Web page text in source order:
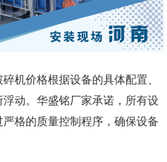
机价格根据设备的具体配置、
动。华盛铭厂家承诺，所有设
格的质量控制程序，确保设备